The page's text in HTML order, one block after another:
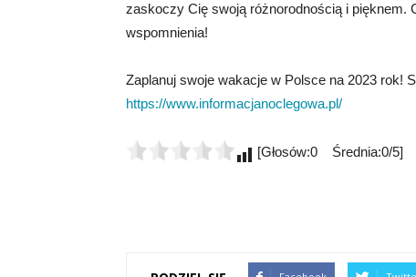
zaskoczy Cię swoją różnorodnością i pięknem.
wspomnienia!
Zaplanuj swoje wakacje w Polsce na 2023 rok!
https://www.informacjanoclegowa.pl/
[Głosów:0 Średnia:0/5]